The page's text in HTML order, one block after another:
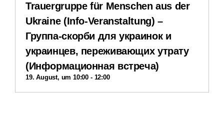
Trauergruppe für Menschen aus der
Ukraine (Info-Veranstaltung) –
Группа-скорби для украинок и
украинцев, переживающих утрату
(Информационная встреча)
19. August, um 10:00 - 12:00